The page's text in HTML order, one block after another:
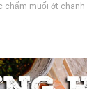
chấm muối ớt chanh